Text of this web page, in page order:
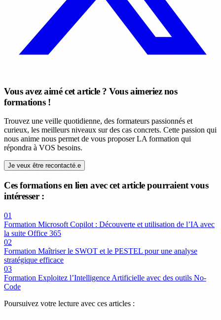
Vous avez aimé cet article ? Vous aimeriez nos
formations !
Trouvez une veille quotidienne, des formateurs passionnés et
curieux, les meilleurs niveaux sur des cas concrets. Cette passion qui
nous anime nous permet de vous proposer LA formation qui
répondra à VOS besoins.
Je veux être recontacté.e
Ces formations en lien avec cet article pourraient vous
intéresser :
01
Formation Microsoft Copilot : Découverte et utilisation de l’IA avec
la suite Office 365
02
Formation Maîtriser le SWOT et le PESTEL pour une analyse
stratégique efficace
03
Formation Exploitez l’Intelligence Artificielle avec des outils No-
Code
Poursuivez votre lecture avec ces articles :